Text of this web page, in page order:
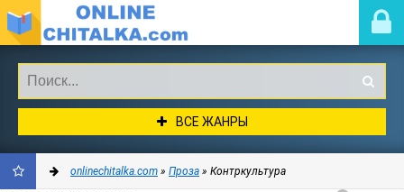
ВСЕ ЖАНРЫ
onlinechitalka.com » Проза » Контркультура